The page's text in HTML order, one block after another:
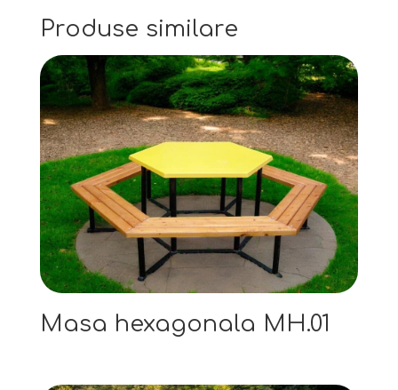
Produse similare
Masa hexagonala MH.01